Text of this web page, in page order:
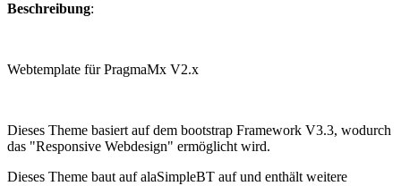
Beschreibung:
Webtemplate für PragmaMx V2.x
Dieses Theme basiert auf dem bootstrap Framework V3.3, wodurch
das "Responsive Webdesign" ermöglicht wird.
Dieses Theme baut auf alaSimpleBT auf und enthält weitere